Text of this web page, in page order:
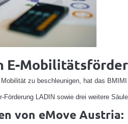
E-
zu beschleunigen, hat das BMIMI
LADIN sowie drei weitere
von eMove Austria: